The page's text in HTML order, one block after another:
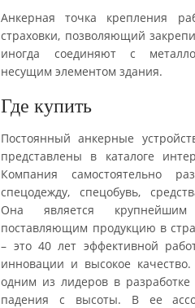
Анкерная точка крепления
страховки, позволяющий
иногда соединяют с
несущим элементом здания.
Где купить
Постоянный анкерные
представлены в каталоге
Компания самостоятельно
спецодежду, спецобувь,
Она является крупнейшим
поставляющим продукцию в
– это 40 лет эффективной
инновации и высокое
одним из лидеров в
падения с высоты. В ее